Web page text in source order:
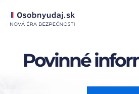
Povinné